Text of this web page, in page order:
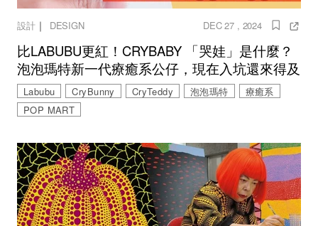
設計｜ DESIGN DEC 27 , 2024
比LABUBU更紅！CRYBABY 「哭娃」是什麼？
泡泡瑪特新一代療癒系公仔，現在入坑還來得及
Labubu CryBunny CryTeddy 泡泡瑪特
療癒系
POP MART